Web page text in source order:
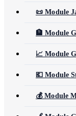
📜 Module
🏦 Module
📈 Module
💶 Module
💰 Module